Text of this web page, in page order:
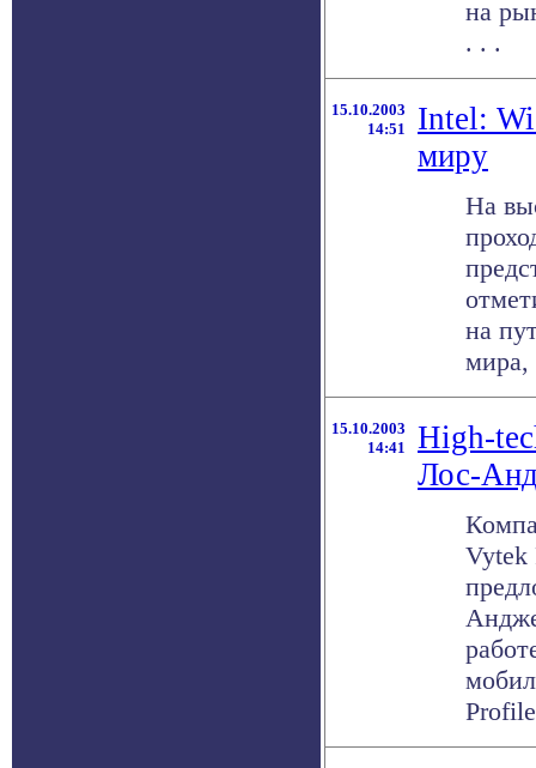
на
. . .
15.10.2003
14:51
Intel:
миру
На
на
мира,
15.10.2003
14:41
High-
Лос-
Vytek